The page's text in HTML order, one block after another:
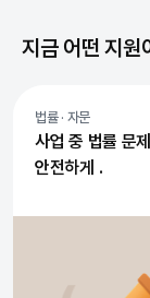
지금 어떤 지원
법률 · 자문
사업 중 법률 문
안전하게 .